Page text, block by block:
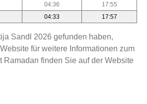
04:36
17:55
04:33 17:57
Sandl 2026 gefunden haben,
für weitere Informationen zum
Ramadan finden Sie auf der Website